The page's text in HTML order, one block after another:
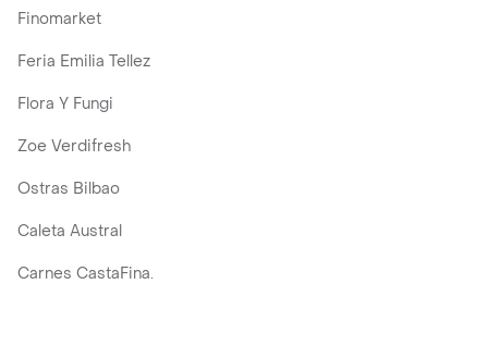
Finomarket
Feria Emilia Tellez
Flora Y Fungi
Zoe Verdifresh
Ostras Bilbao
Caleta Austral
Carnes CastaFina.